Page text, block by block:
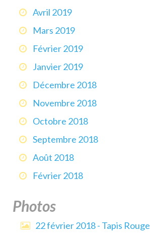
Avril 2019
Mars 2019
Février 2019
Janvier 2019
Décembre 2018
Novembre 2018
Octobre 2018
Septembre 2018
Août 2018
Février 2018
Photos
22 février 2018 - Tapis Rouge